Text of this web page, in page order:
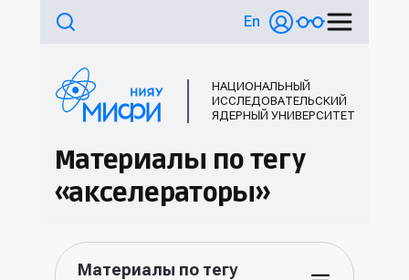
En
НАЦИОНАЛЬНЫЙ
ИССЛЕДОВАТЕЛЬСКИЙ
ЯДЕРНЫЙ УНИВЕРСИТЕТ
Материалы по тегу
«акселераторы»
Материалы по тегу